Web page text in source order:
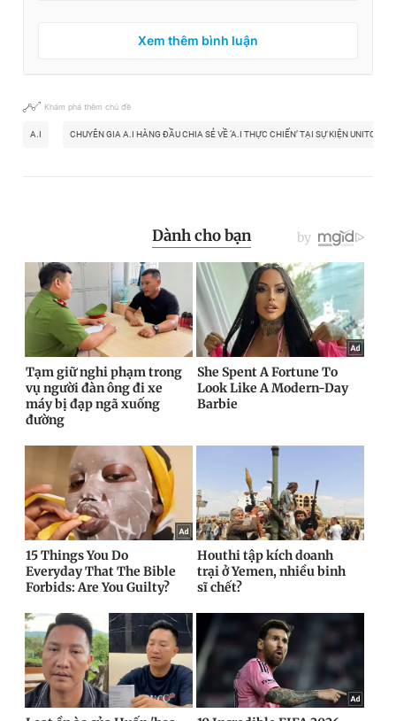
Xem thêm bình luận
Khám phá thêm chủ đề
A.I CHUYÊN GIA A.I HÀNG ĐẦU CHIA SẺ VỀ ‘A.I THỰC CHIẾN’ TẠI SỰ KIỆN UNITOUR